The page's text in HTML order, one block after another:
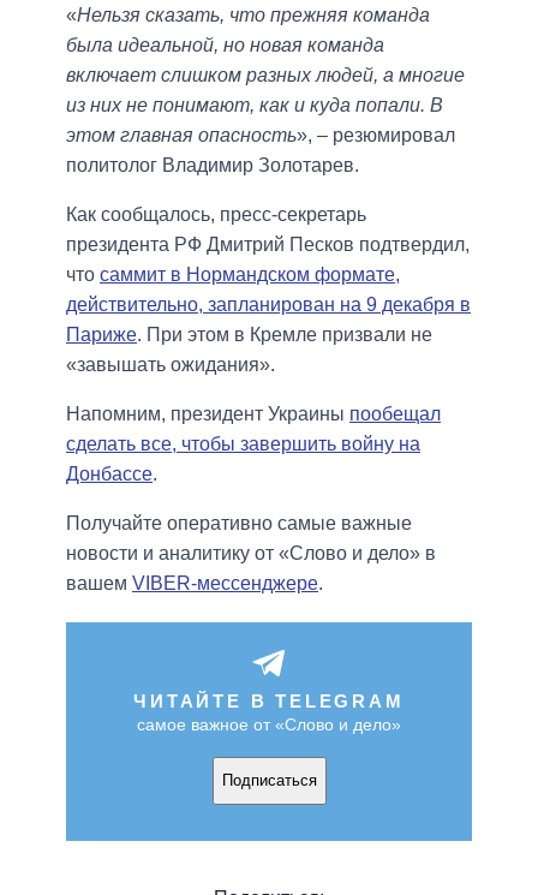
«Нельзя сказать, что прежняя команда
была идеальной, но новая команда
включает слишком разных людей, а многие
из них не понимают, как и куда попали. В
этом главная опасность», – резюмировал
политолог Владимир Золотарев.
Как сообщалось, пресс-секретарь
президента РФ Дмитрий Песков подтвердил,
что саммит в Нормандском формате,
действительно, запланирован на 9 декабря в
Париже. При этом в Кремле призвали не
«завышать ожидания».
Напомним, президент Украины пообещал
сделать все, чтобы завершить войну на
Донбассе.
Получайте оперативно самые важные
новости и аналитику от «Слово и дело» в
вашем VIBER-мессенджере.
ЧИТАЙТЕ В TELEGRAM
самое важное от «Слово и дело»
Подписаться